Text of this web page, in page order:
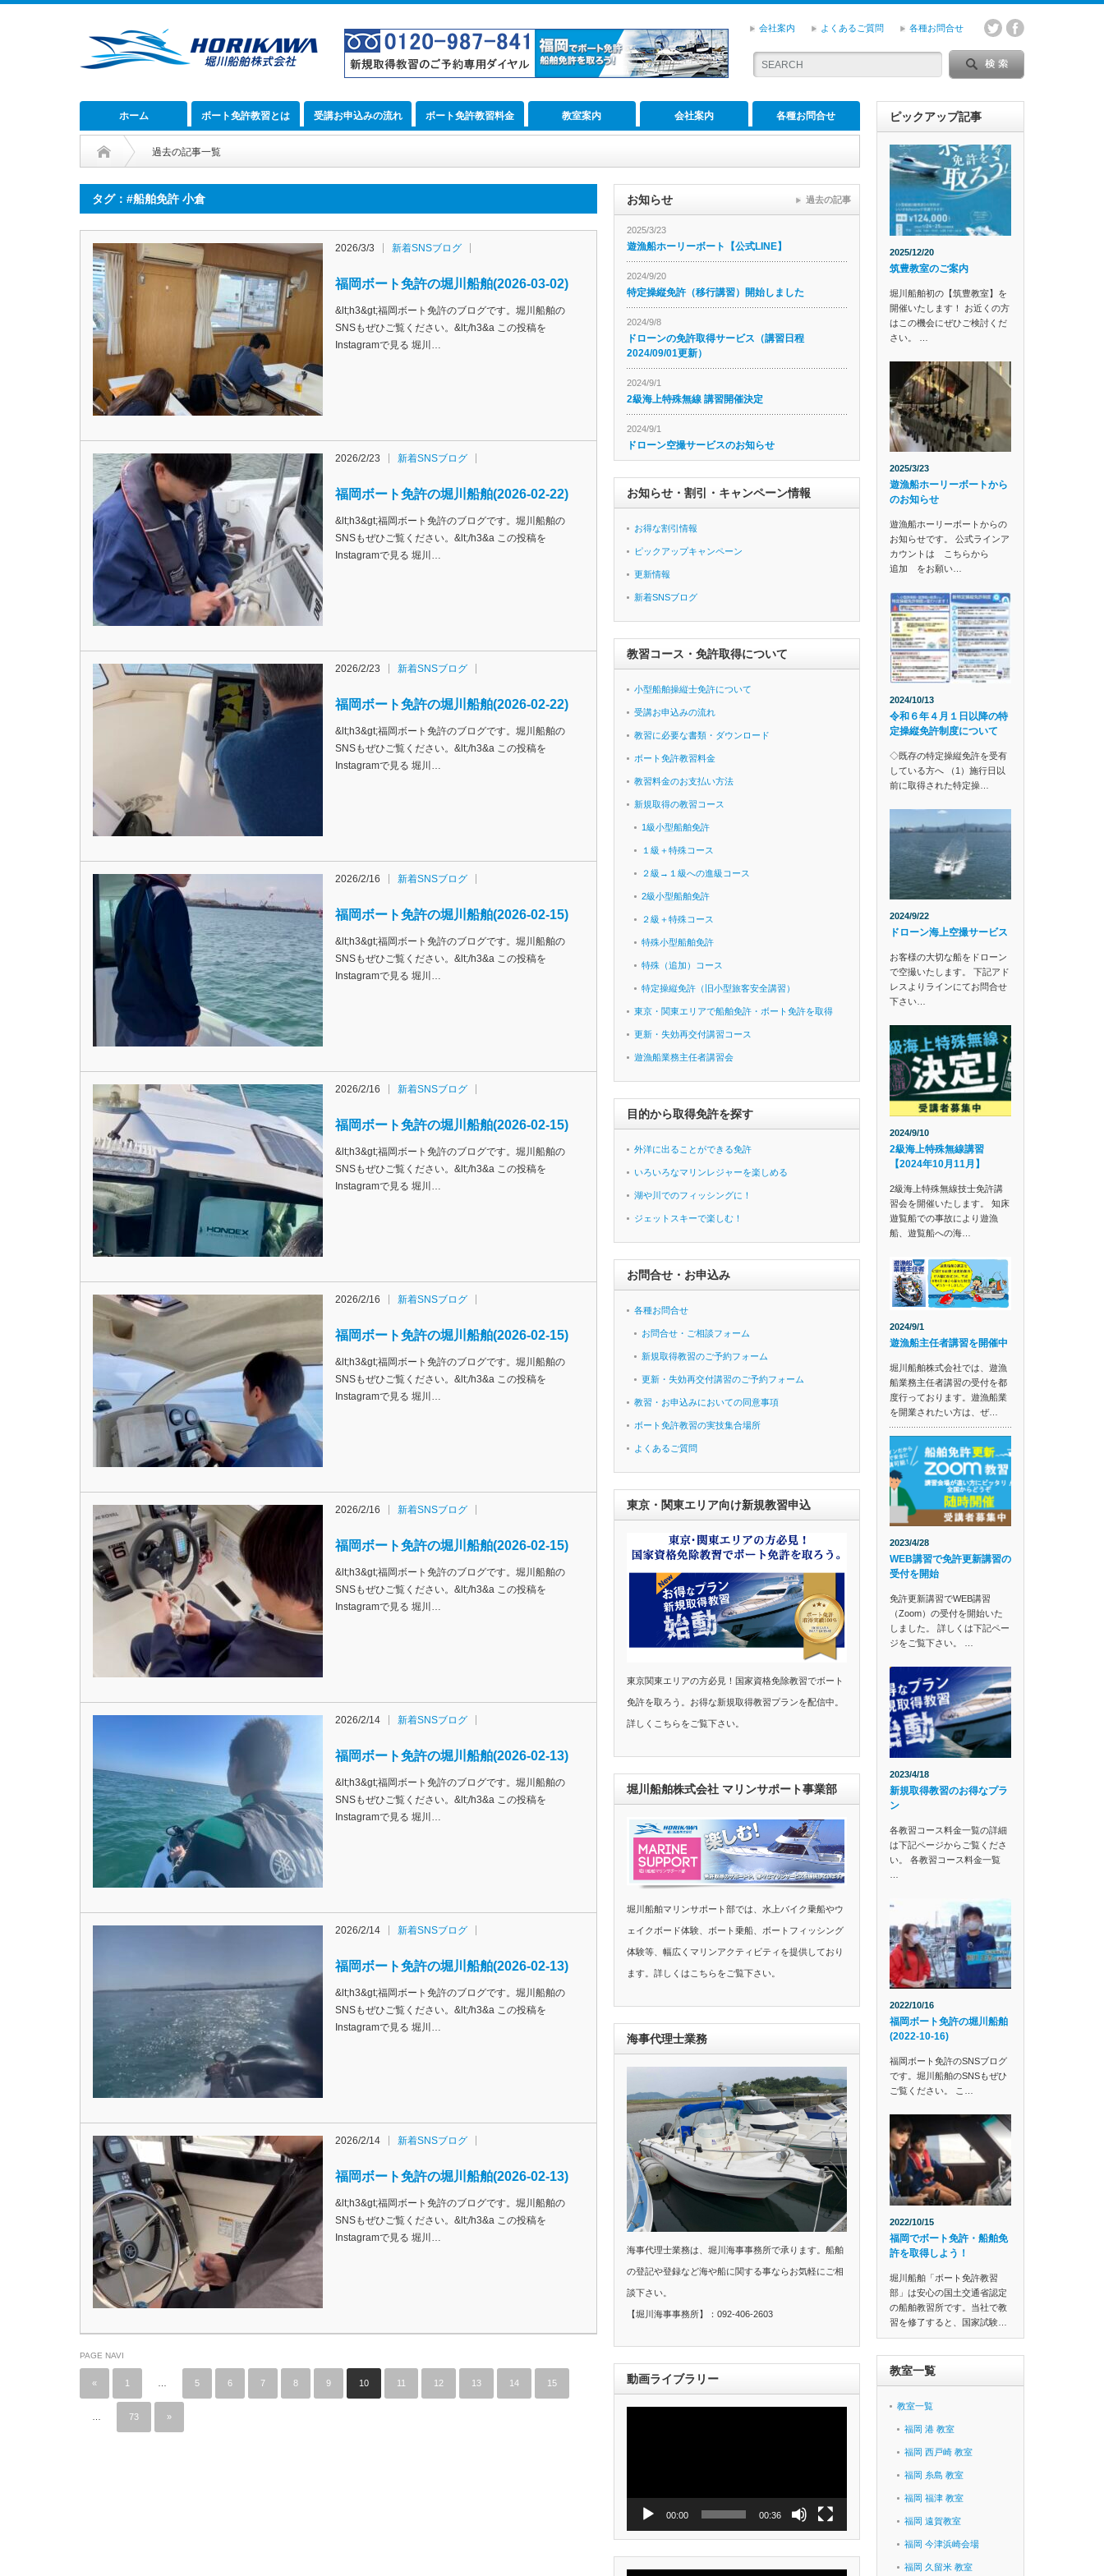
会社案内 よくあるご質問 各種お問合せ
ホーム ボート免許教習とは 受講お申込みの流れ ボート免許教習料金 教室案内 会社案内 各種お問合せ
過去の記事一覧
タグ：#船舶免許 小倉
2026/3/3 新着SNSブログ
福岡ボート免許の堀川船舶(2026-03-02)
&lt;h3&gt;福岡ボート免許のブログです。堀川船舶の
SNSもぜひご覧ください。&lt;/h3&a この投稿を
Instagramで見る 堀川…
2026/2/23 新着SNSブログ
福岡ボート免許の堀川船舶(2026-02-22)
&lt;h3&gt;福岡ボート免許のブログです。堀川船舶の
SNSもぜひご覧ください。&lt;/h3&a この投稿を
Instagramで見る 堀川…
2026/2/23 新着SNSブログ
福岡ボート免許の堀川船舶(2026-02-22)
&lt;h3&gt;福岡ボート免許のブログです。堀川船舶の
SNSもぜひご覧ください。&lt;/h3&a この投稿を
Instagramで見る 堀川…
2026/2/16 新着SNSブログ
福岡ボート免許の堀川船舶(2026-02-15)
&lt;h3&gt;福岡ボート免許のブログです。堀川船舶の
SNSもぜひご覧ください。&lt;/h3&a この投稿を
Instagramで見る 堀川…
2026/2/16 新着SNSブログ
福岡ボート免許の堀川船舶(2026-02-15)
&lt;h3&gt;福岡ボート免許のブログです。堀川船舶の
SNSもぜひご覧ください。&lt;/h3&a この投稿を
Instagramで見る 堀川…
2026/2/16 新着SNSブログ
福岡ボート免許の堀川船舶(2026-02-15)
&lt;h3&gt;福岡ボート免許のブログです。堀川船舶の
SNSもぜひご覧ください。&lt;/h3&a この投稿を
Instagramで見る 堀川…
2026/2/16 新着SNSブログ
福岡ボート免許の堀川船舶(2026-02-15)
&lt;h3&gt;福岡ボート免許のブログです。堀川船舶の
SNSもぜひご覧ください。&lt;/h3&a この投稿を
Instagramで見る 堀川…
2026/2/14 新着SNSブログ
福岡ボート免許の堀川船舶(2026-02-13)
&lt;h3&gt;福岡ボート免許のブログです。堀川船舶の
SNSもぜひご覧ください。&lt;/h3&a この投稿を
Instagramで見る 堀川…
2026/2/14 新着SNSブログ
福岡ボート免許の堀川船舶(2026-02-13)
&lt;h3&gt;福岡ボート免許のブログです。堀川船舶の
SNSもぜひご覧ください。&lt;/h3&a この投稿を
Instagramで見る 堀川…
2026/2/14 新着SNSブログ
福岡ボート免許の堀川船舶(2026-02-13)
&lt;h3&gt;福岡ボート免許のブログです。堀川船舶の
SNSもぜひご覧ください。&lt;/h3&a この投稿を
Instagramで見る 堀川…
PAGE NAVI
« 1 5 6 7 8 9 10 11 12 13 14 15
73 »
お知らせ
2025/3/23
遊漁船ホーリーボート【公式LINE】
2024/9/20
特定操縦免許（移行講習）開始しました
2024/9/8
ドローンの免許取得サービス（講習日程
2024/09/01更新）
2024/9/1
2級海上特殊無線 講習開催決定
2024/9/1
ドローン空撮サービスのお知らせ
過去の記事
お知らせ・割引・キャンペーン情報
お得な割引情報
ピックアップキャンペーン
更新情報
新着SNSブログ
教習コース・免許取得について
小型船舶操縦士免許について
受講お申込みの流れ
教習に必要な書類・ダウンロード
ボート免許教習料金
教習料金のお支払い方法
新規取得の教習コース
1級小型船舶免許
１級＋特殊コース
２級→１級への進級コース
2級小型船舶免許
２級＋特殊コース
特殊小型船舶免許
特殊（追加）コース
特定操縦免許（旧小型旅客安全講習）
東京・関東エリアで船舶免許・ボート免許を取得
更新・失効再交付講習コース
遊漁船業務主任者講習会
目的から取得免許を探す
外洋に出ることができる免許
いろいろなマリンレジャーを楽しめる
湖や川でのフィッシングに！
ジェットスキーで楽しむ！
お問合せ・お申込み
各種お問合せ
お問合せ・ご相談フォーム
新規取得教習のご予約フォーム
更新・失効再交付講習のご予約フォーム
教習・お申込みにおいての同意事項
ボート免許教習の実技集合場所
よくあるご質問
東京・関東エリア向け新規教習申込
東京関東エリアの方必見！国家資格免除教習でボート
免許を取ろう。お得な新規取得教習プランを配信中。
詳しくこちらをご覧下さい。
堀川船舶株式会社 マリンサポート事業部
堀川船舶マリンサポート部では、水上バイク乗船やウ
ェイクボード体験、ボート乗船、ボートフィッシング
体験等、幅広くマリンアクティビティを提供しており
ます。詳しくはこちらをご覧下さい。
海事代理士業務
海事代理士業務は、堀川海事事務所で承ります。船舶
の登記や登録など海や船に関する事ならお気軽にご相
談下さい。
【堀川海事事務所】：092-406-2603
動画ライブラリー
00:00 00:36
ピックアップ記事
2025/12/20
筑豊教室のご案内
堀川船舶初の【筑豊教室】を
開催いたします！ お近くの方
はこの機会にぜひご検討くだ
さい。 …
2025/3/23
遊漁船ホーリーボートから
のお知らせ
遊漁船ホーリーボートからの
お知らせです。 公式ラインア
カウントは こちらから
追加 をお願い…
2024/10/13
令和６年４月１日以降の特
定操縦免許制度について
◇既存の特定操縦免許を受有
している方へ （1）施行日以
前に取得された特定操…
2024/9/22
ドローン海上空撮サービス
お客様の大切な船をドローン
で空撮いたします。 下記アド
レスよりラインにてお問合せ
下さい…
2024/9/10
2級海上特殊無線講習
【2024年10月11月】
2級海上特殊無線技士免許講
習会を開催いたします。 知床
遊覧船での事故により遊漁
船、遊覧船への海…
2024/9/1
遊漁船主任者講習を開催中
堀川船舶株式会社では、遊漁
船業務主任者講習の受付を都
度行っております。遊漁船業
を開業されたい方は、ぜ…
2023/4/28
WEB講習で免許更新講習の
受付を開始
免許更新講習でWEB講習
（Zoom）の受付を開始いた
しました。 詳しくは下記ペー
ジをご覧下さい。 …
2023/4/18
新規取得教習のお得なプラ
ン
各教習コース料金一覧の詳細
は下記ページからご覧くださ
い。 各教習コース料金一覧
2022/10/16
福岡ボート免許の堀川船舶
(2022-10-16)
福岡ボート免許のSNSブログ
です。堀川船舶のSNSもぜひ
ご覧ください。 こ…
2022/10/15
福岡でボート免許・船舶免
許を取得しよう！
堀川船舶「ボート免許教習
部」は安心の国土交通省認定
の船舶教習所です。当社で教
習を修了すると、国家試験…
教室一覧
教室一覧
福岡 港 教室
福岡 西戸崎 教室
福岡 糸島 教室
福岡 福津 教室
福岡 遠賀教室
福岡 今津浜崎会場
福岡 久留米 教室